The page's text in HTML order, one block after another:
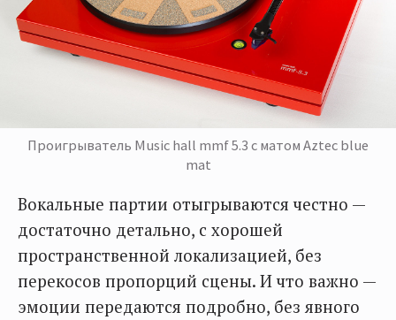
Проигрыватель Music hall mmf 5.3 с матом Aztec blue
mat
Вокальные партии отыгрываются честно —
достаточно детально, с хорошей
пространственной локализацией, без
перекосов пропорций сцены. И что важно —
эмоции передаются подробно, без явного